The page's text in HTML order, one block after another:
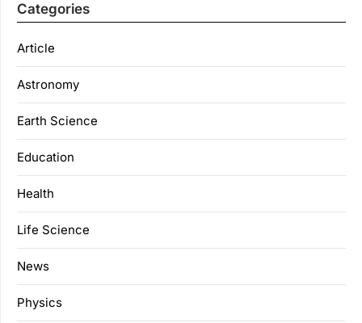
Categories
Article
Astronomy
Earth Science
Education
Health
Life Science
News
Physics